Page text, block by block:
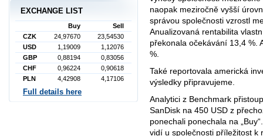
naopak meziročně vyšší
správou společnosti vzrostl
Anualizovaná rentabilita
překonala očekávání 13,4 %.
%.
Také reportovala americká
výsledky připravujeme.
Analytici z Benchmark
SanDisk na 450 USD z
ponechali ponechala na
vidí u společnosti příležitost k
EXCHANGE LIST
Buy
Sell
CZK
24,97670
23,54530
USD
1,19009
1,12076
GBP
0,88194
0,83056
CHF
0,96224
0,90618
PLN
4,42908 4,17106
Full details here